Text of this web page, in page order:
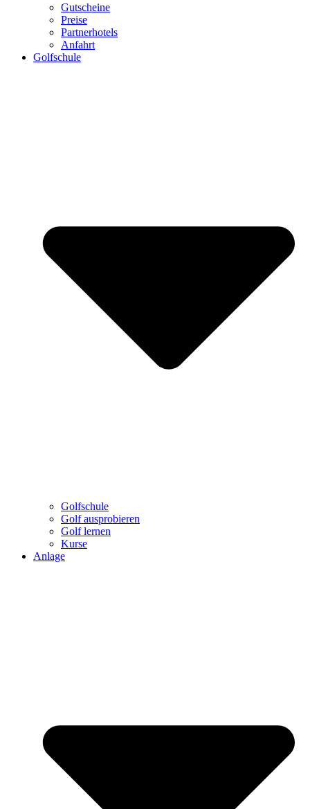
Gutscheine
Preise
Partnerhotels
Anfahrt
Golfschule
Golfschule
Golf ausprobieren
Golf lernen
Kurse
Anlage